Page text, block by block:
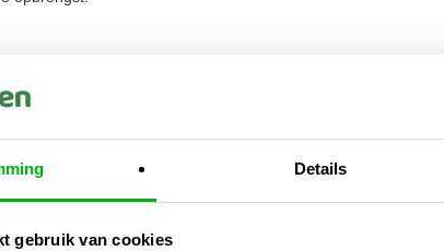
Details
gebruik van cookies
optimale bloemvorming.
maximaal effect.
voeding